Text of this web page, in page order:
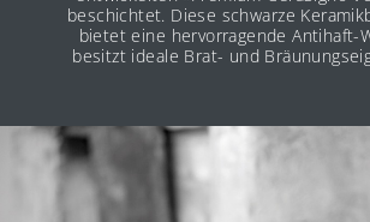
beschichtet. Diese schwarze
bietet eine hervorragende Antihaft-
besitzt ideale Brat- und